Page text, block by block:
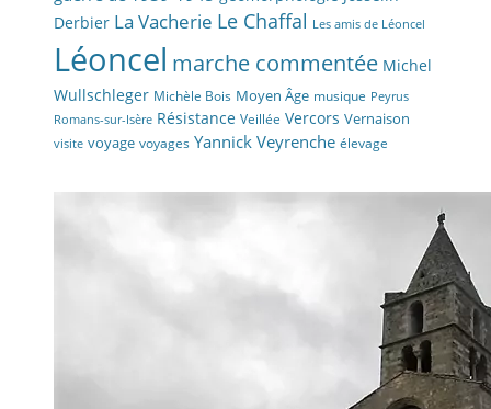
Derbier La Vacherie Le Chaffal Les amis de Léoncel
Léoncel marche commentée Michel
Wullschleger Michèle Bois Moyen Âge musique Peyrus
Romans-sur-Isère Résistance Veillée Vercors Vernaison
visite voyage voyages Yannick Veyrenche élevage